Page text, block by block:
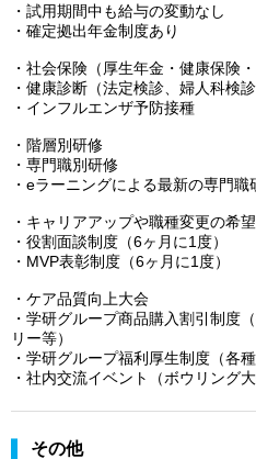
・試用期間中も給与の変動なし
・確定拠出年金制度あり
・社会保険（厚生年金・健康保険
・健康診断（法定検診、婦人科検
・インフルエンザ予防接種
・階層別研修
・専門職別研修
・eラーニングによる最新の専門職
・キャリアアップや職種変更の希
・役割面談制度（6ヶ月に1度）
・MVP表彰制度（6ヶ月に1度）
・ケア品質向上大会
・学研グループ商品購入割引制度
リー等）
・学研グループ福利厚生制度（各
・社内交流イベント（ボウリング
その他